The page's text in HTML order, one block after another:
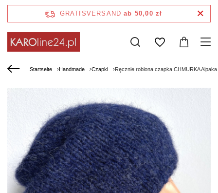
GRATISVERSAND ab 50,00 zł
Startseite Handmade Czapki Ręcznie robiona czapka CHMURKA